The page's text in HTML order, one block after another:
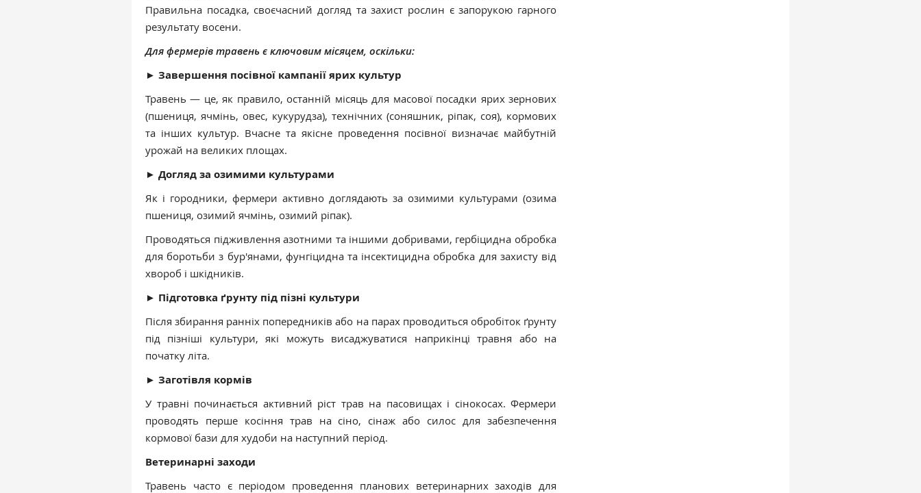
Правильна посадка, своєчасний догляд та захист рослин є запорукою гарного
результату восени.
Для фермерів травень є ключовим місяцем, оскільки:
► Завершення посівної кампанії ярих культур
Травень — це, як правило, останній місяць для масової посадки ярих зернових
(пшениця, ячмінь, овес, кукурудза), технічних (соняшник, ріпак, соя), кормових
та інших культур. Вчасне та якісне проведення посівної визначає майбутній
урожай на великих площах.
► Догляд за озимими культурами
Як і городники, фермери активно доглядають за озимими культурами (озима
пшениця, озимий ячмінь, озимий ріпак).
Проводяться підживлення азотними та іншими добривами, гербіцидна обробка
для боротьби з бур'янами, фунгіцидна та інсектицидна обробка для захисту від
хвороб і шкідників.
► Підготовка ґрунту під пізні культури
Після збирання ранніх попередників або на парах проводиться обробіток ґрунту
під пізніші культури, які можуть висаджуватися наприкінці травня або на
початку літа.
► Заготівля кормів
У травні починається активний ріст трав на пасовищах і сінокосах. Фермери
проводять перше косіння трав на сіно, сінаж або силос для забезпечення
кормової бази для худоби на наступний період.
Ветеринарні заходи
Травень часто є періодом проведення планових ветеринарних заходів для